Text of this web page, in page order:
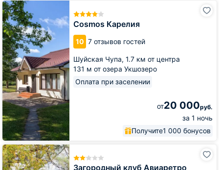
Cosmos Карелия
10 7 отзывов гостей
Шуйская Чупа, 1.7 км от центра
131 м от озера Укшозеро
Оплата при заселении
от20 000руб.
за 1 ночь
Получите1 000 бонусов
Cosmos
Карелия
Загородный клуб Авиаретро
Загородный
клуб
Авиаретро